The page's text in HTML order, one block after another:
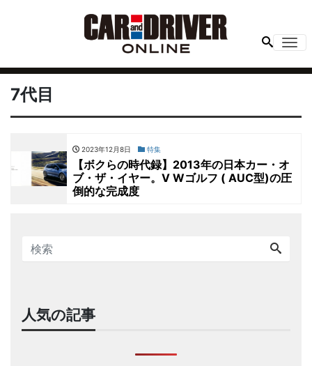
7代目
2023年12月8日 特集
【ボクらの時代録】2013年の日本カー・オ
ブ・ザ・イヤー。V Wゴルフ ( AUC型)の圧
倒的な完成度
人気の記事